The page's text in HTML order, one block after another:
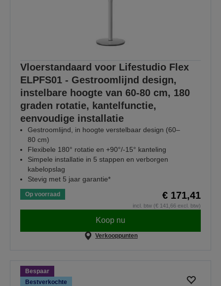
Vloerstandaard voor Lifestudio Flex
ELPFS01 - Gestroomlijnd design,
instelbare hoogte van 60-80 cm, 180
graden rotatie, kantelfunctie,
eenvoudige installatie
Gestroomlijnd, in hoogte verstelbaar design (60–
80 cm)
Flexibele 180° rotatie en +90°/-15° kanteling
Simpele installatie in 5 stappen en verborgen
kabelopslag
Stevig met 5 jaar garantie*
Op voorraad € 171,41
incl. btw (€ 141,66 excl. btw)
Koop nu
Verkooppunten
Bespaar
Bestverkochte